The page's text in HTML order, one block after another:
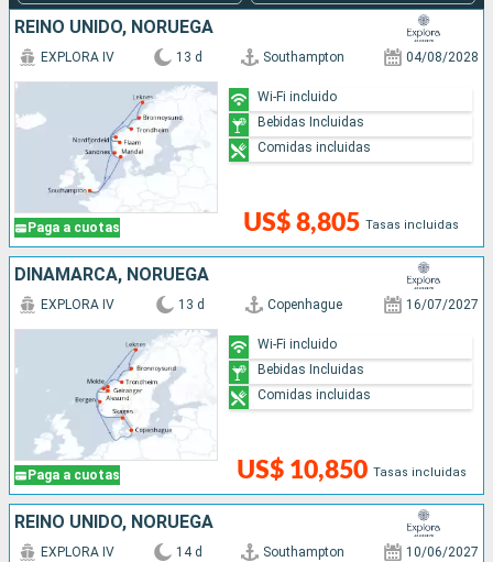
REINO UNIDO, NORUEGA
Paga a cuotas
EXPLORA IV 13 d Southampton 04/08/2028
US$ 8,805 Tasas incluidas
Wi-Fi incluido
Bebidas Incluidas
Comidas incluidas
DINAMARCA, NORUEGA
Paga a cuotas
EXPLORA IV 13 d Copenhague 16/07/2027
US$ 10,850 Tasas incluidas
Wi-Fi incluido
Bebidas Incluidas
Comidas incluidas
REINO UNIDO, NORUEGA
EXPLORA IV 14 d Southampton 10/06/2027